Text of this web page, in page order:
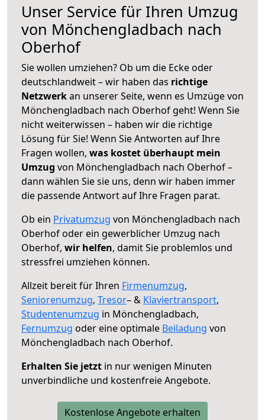
Unser Service für Ihren Umzug
von Mönchengladbach nach
Oberhof
Sie wollen umziehen? Ob um die Ecke oder
deutschlandweit – wir haben das richtige
Netzwerkan unserer Seite, wenn es Umzüge von
Mönchengladbach nach Oberhof geht! Wenn Sie
nicht weiterwissen – haben wir die richtige
Lösung für Sie! Wenn Sie Antworten auf Ihre
Fragen wollen, was kostet überhaupt mein
Umzug von Mönchengladbach nach Oberhof –
dann wählen Sie sie uns, denn wir haben immer
die passende Antwort auf Ihre Fragen parat.
Ob ein Privatumzug von Mönchengladbach nach
Oberhof oder ein gewerblicher Umzug nach
Oberhof, wir helfen, damit Sie problemlos und
stressfrei umziehen können.
Allzeit bereit für Ihren Firmenumzug,
Seniorenumzug, Tresor– & Klaviertransport,
Studentenumzug in Mönchengladbach,
Fernumzug oder eine optimale Beiladung von
Mönchengladbach nach Oberhof.
Erhalten Sie jetzt in nur wenigen Minuten
unverbindliche und kostenfreie Angebote.
Kostenlose Angebote erhalten